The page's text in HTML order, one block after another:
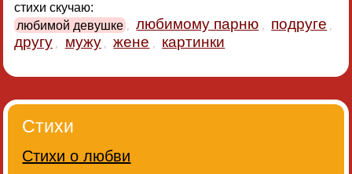
стихи скучаю:
любимой девушке , любимому парню , подруге ,
другу , мужу , жене , картинки
Стихи
Стихи о любви